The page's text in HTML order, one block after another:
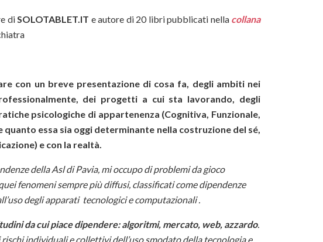
diSOLOTABLET.IT e autore di 20 libri pubblicati nella collana
con un breve presentazione di cosa fa, degli ambiti nei
dei progetti a cui sta lavorando, degli
psicologiche di appartenenza (Cognitiva, Funzionale,
essa sia oggi determinante nella costruzione del sé,
e con la realtà.
della Asl di Pavia, mi occupo di problemi da gioco
fenomeni sempre più diffusi, classificati come dipendenze
degli apparati tecnologici e computazionali .
da cui piace dipendere: algoritmi, mercato, web, azzardo.
rischi individuali e collettivi dell’uso smodato della tecnologia e